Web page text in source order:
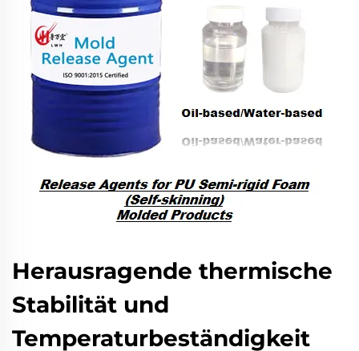
Herausragende thermische
Stabilität und
Temperaturbeständigkeit